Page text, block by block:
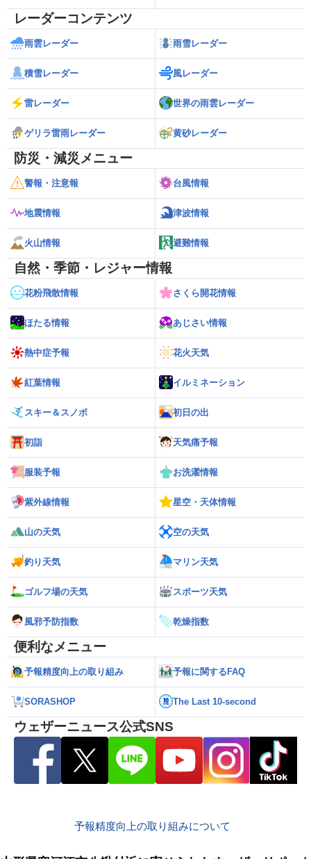
レーダーコンテンツ
雨雲レーダー 雨雪レーダー
積雪レーダー 風レーダー
雷レーダー 世界の雨雲レーダー
ゲリラ雷雨レーダー 黄砂レーダー
防災・減災メニュー
警報・注意報 台風情報
地震情報 津波情報
火山情報 避難情報
自然・季節・レジャー情報
花粉飛散情報 さくら開花情報
ほたる情報 あじさい情報
熱中症予報 花火天気
紅葉情報 イルミネーション
スキー＆スノボ 初日の出
初詣 天気痛予報
服装予報 お洗濯情報
紫外線情報 星空・天体情報
山の天気 空の天気
釣り天気 マリン天気
ゴルフ場の天気 スポーツ天気
風邪予防指数 乾燥指数
便利なメニュー
予報精度向上の取り組み 予報に関するFAQ
SORASHOP The Last 10-second
ウェザーニュース公式SNS
予報精度向上の取り組みについて